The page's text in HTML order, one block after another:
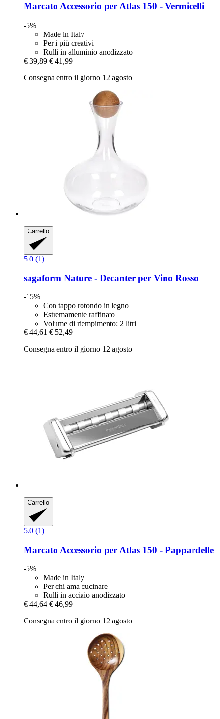
Marcato Accessorio per Atlas 150 -​ Vermicelli
-5%
Made in Italy
Per i più creativi
Rulli in alluminio anodizzato
€ 39,89 € 41,99
Consegna entro il giorno 12 agosto
Carrello
5.0 (1)
sagaform Nature -​ Decanter per Vino Rosso
-15%
Con tappo rotondo in legno
Estremamente raffinato
Volume di riempimento: 2 litri
€ 44,61 € 52,49
Consegna entro il giorno 12 agosto
Carrello
5.0 (1)
Marcato Accessorio per Atlas 150 -​ Pappardelle
-5%
Made in Italy
Per chi ama cucinare
Rulli in acciaio anodizzato
€ 44,64 € 46,99
Consegna entro il giorno 12 agosto